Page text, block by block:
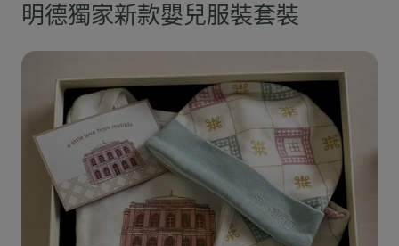
襪
包布
每套港幣450元
帽
防抓手套
襪
包布
每套港幣450元 (缺貨)
港幣60元
明德獨家新款嬰兒服裝套裝